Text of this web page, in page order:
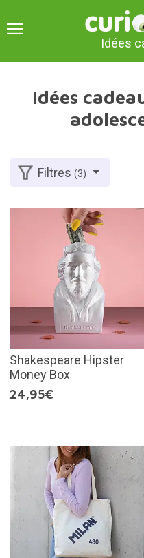
Idées
Idées
Filtres(3)
Shakespeare Hipster
Money Box
24,95€